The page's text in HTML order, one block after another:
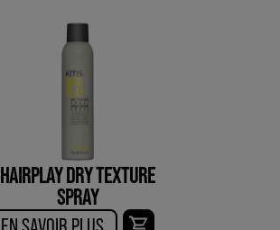
HAIRPLAY DRY TEXTURE
SPRAY